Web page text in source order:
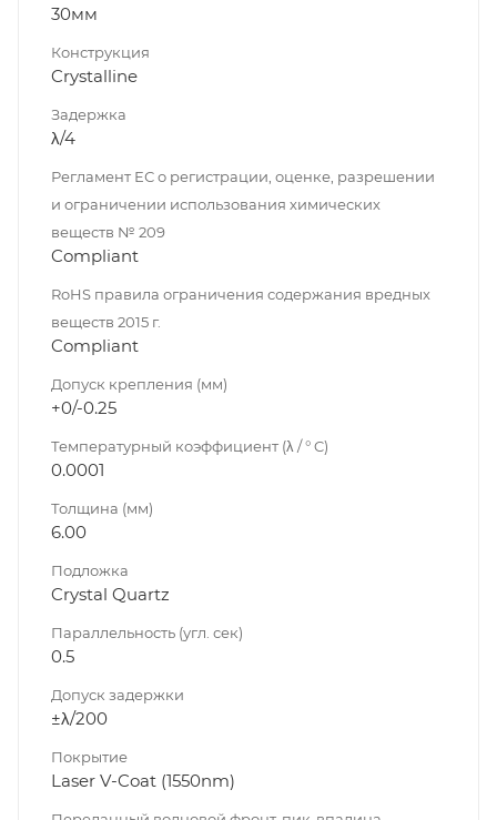
30мм
Конструкция
Crystalline
Задержка
λ/4
Регламент ЕС о регистрации, оценке, разрешении
и ограничении использования химических
веществ № 209
Compliant
RoHS правила ограничения содержания вредных
веществ 2015 г.
Compliant
Допуск крепления (мм)
+0/-0.25
Температурный коэффициент (λ / ° C)
0.0001
Толщина (мм)
6.00
Подложка
Crystal Quartz
Параллельность (угл. сек)
0.5
Допуск задержки
±λ/200
Покрытие
Laser V-Coat (1550nm)